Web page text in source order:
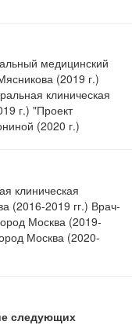
медицинский
(2019 г.)
клиническая
г.) "Проект
(2020 г.)
клиническая
(2016-2019 гг.) Врач-
Москва (2019-
Москва (2020-
следующих